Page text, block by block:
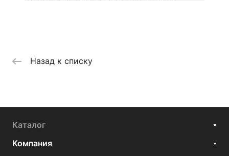
Назад к списку
Каталог
Компания